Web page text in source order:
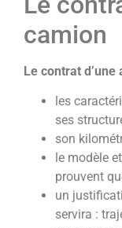
camion
Le contrat
les
ses
son
le modèle
prouvent
un
servira :